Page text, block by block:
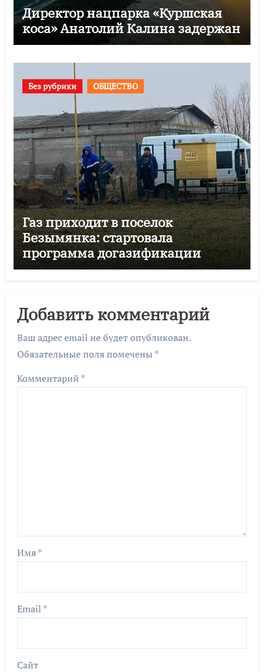
Директор нацпарка «Куршская
коса» Анатолий Калина задержан
Без рубрики ОБЩЕСТВО
Газ приходит в поселок
Безымянка: стартовала
программа догазификации
Добавить комментарий
Ваш адрес email не будет опубликован.
Обязательные поля помечены *
Комментарий *
Имя*
Email *
Сайт